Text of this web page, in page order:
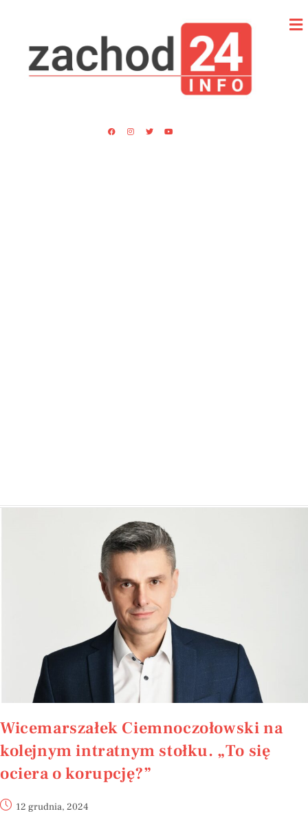
Wicemarszałek Ciemnoczołowski na
kolejnym intratnym stołku. „To się
ociera o korupcję?”
12 grudnia, 2024